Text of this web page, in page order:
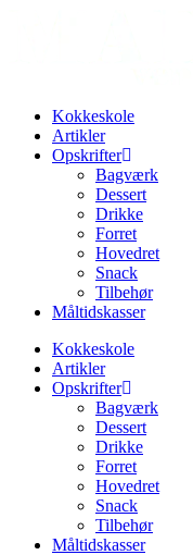
Kokkeskole
Artikler
Opskrifter
Bagværk
Dessert
Drikke
Forret
Hovedret
Snack
Tilbehør
Måltidskasser
Kokkeskole
Artikler
Opskrifter
Bagværk
Dessert
Drikke
Forret
Hovedret
Snack
Tilbehør
Måltidskasser